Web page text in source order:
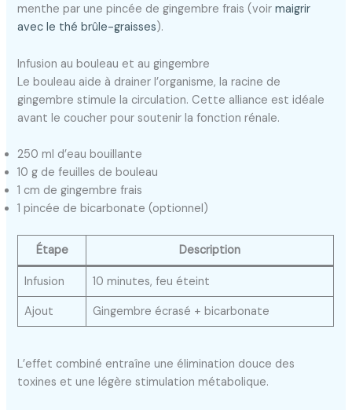
menthe par une pincée de gingembre frais (voirmaigrir
avec le thé brûle-graisses).
Infusion au bouleau et au gingembre
Le bouleau aide à drainer l’organisme, la racine de
gingembre stimule la circulation. Cette alliance est idéale
avant le coucher pour soutenir la fonction rénale.
250 ml d’eau bouillante
10 g de feuilles de bouleau
1 cm de gingembre frais
1 pincée de bicarbonate (optionnel)
Étape Description
Infusion
10 minutes, feu éteint
Ajout
Gingembre écrasé + bicarbonate
L’effet combiné entraîne une élimination douce des
toxines et une légère stimulation métabolique.